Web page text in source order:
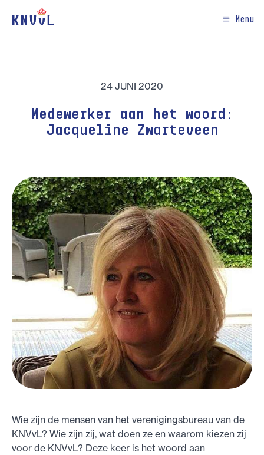
Menu
24 JUNI 2020
Medewerker aan het woord:
Jacqueline Zwarteveen
Wie zijn de mensen van het verenigingsbureau van de
KNVvL? Wie zijn zij, wat doen ze en waarom kiezen zij
voor de KNVvL? Deze keer is het woord aan